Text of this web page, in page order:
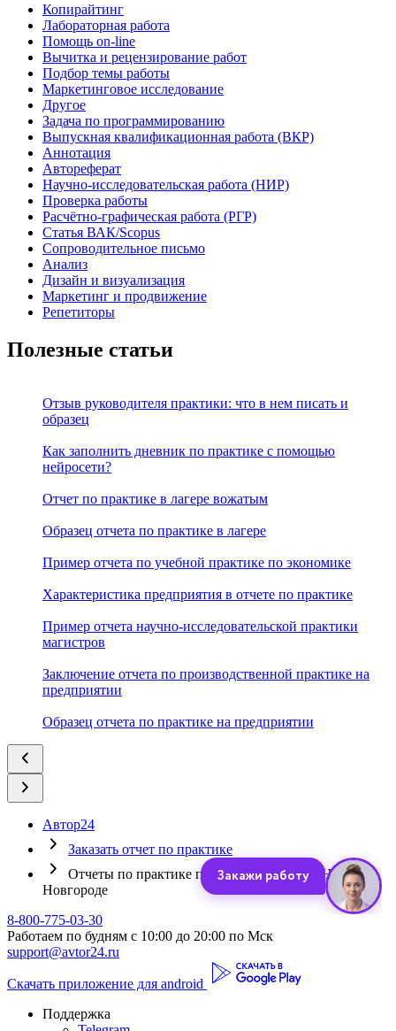
Копирайтинг
Лабораторная работа
Помощь on-line
Вычитка и рецензирование работ
Подбор темы работы
Маркетинговое исследование
Другое
Задача по программированию
Выпускная квалификационная работа (ВКР)
Аннотация
Автореферат
Научно-исследовательская работа (НИР)
Проверка работы
Расчётно-графическая работа (РГР)
Статья ВАК/Scopus
Сопроводительное письмо
Анализ
Дизайн и визуализация
Маркетинг и продвижение
Репетиторы
Полезные статьи
Отзыв руководителя практики: что в нем писать и
образец
Как заполнить дневник по практике с помощью
нейросети?
Отчет по практике в лагере вожатым
Образец отчета по практике в лагере
Пример отчета по учебной практике по экономике
Характеристика предприятия в отчете по практике
Пример отчета научно-исследовательской практики
магистров
Заключение отчета по производственной практике на
предприятии
Образец отчета по практике на предприятии
Автор24
Заказать отчет по практике
Отчеты по практике по товароведению в Нижнем
Новгороде
8-800-775-03-30
Работаем по будням с 10:00 до 20:00 по Мск
support@avtor24.ru
Скачать приложение для android
Поддержка